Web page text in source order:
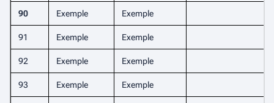
90 Exemple Exemple
91 Exemple Exemple
92 Exemple Exemple
93 Exemple Exemple